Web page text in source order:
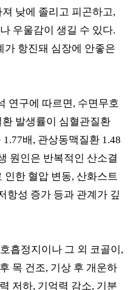
낮에 졸리고 피곤하고,
우울감이 생길 수 있다.
가 항진돼 심장에 안좋은
연구에 따르면, 수면무호
발생률이 심혈관질환
1.77배, 관상동맥질환 1.48
원인은 반복적인 산소결
인한 혈압 변동,산화스트
항성 증가 등과 관계가 깊
흡정지이나 그 외 코골이 ,
목 건조, 기상 후 개운하
저하, 기억력 감소, 기분